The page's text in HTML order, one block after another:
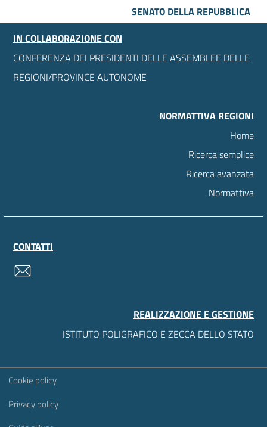
SENATO DELLA REPUBBLICA
IN COLLABORAZIONE CON
CONFERENZA DEI PRESIDENTI DELLE ASSEMBLEE DELLE
REGIONI/PROVINCE AUTONOME
NORMATTIVA REGIONI
Home
Ricerca semplice
Ricerca avanzata
Normattiva
CONTATTI
REALIZZAZIONE E GESTIONE
ISTITUTO POLIGRAFICO E ZECCA DELLO STATO
Sezione Link Utili
Cookie policy
Privacy policy